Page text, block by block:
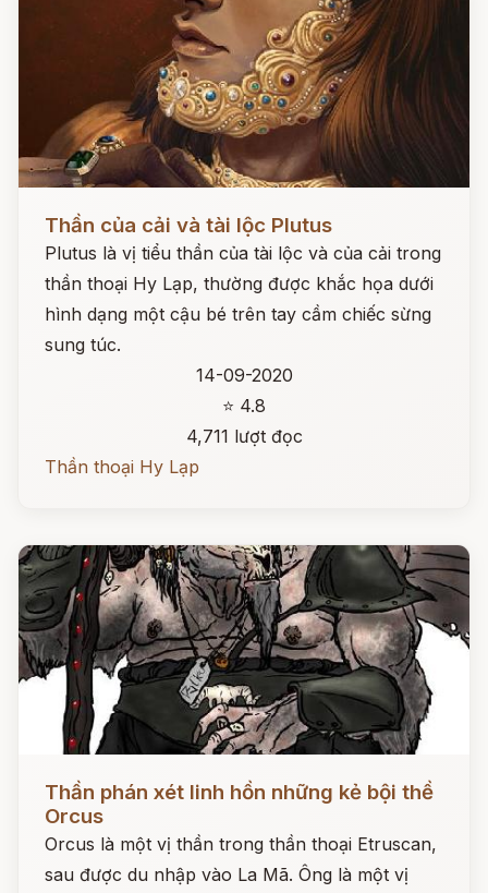
Đọc ngay
Thần của cải và tài lộc Plutus
Plutus là vị tiểu thần của tài lộc và của cải trong
thần thoại Hy Lạp, thường được khắc họa dưới
hình dạng một cậu bé trên tay cầm chiếc sừng
sung túc.
14-09-2020
⭐ 4.8
4,711 lượt đọc
Thần thoại Hy Lạp
Đọc ngay
Thần phán xét linh hồn những kẻ bội thề
Orcus
Orcus là một vị thần trong thần thoại Etruscan,
sau được du nhập vào La Mã. Ông là một vị